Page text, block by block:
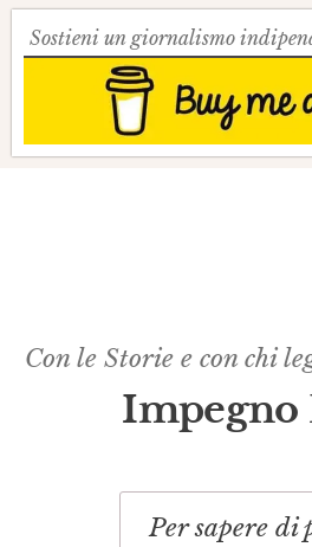
Sostieni un giornalismo
Con le Storie e con chi
Impegno
Per sapere